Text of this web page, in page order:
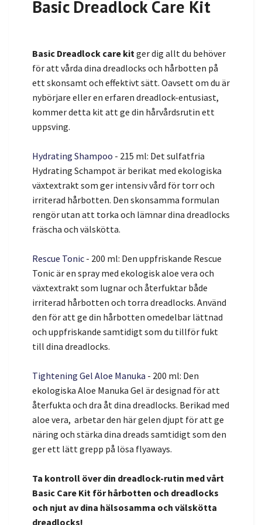
Basic Dreadlock Care Kit
Basic Dreadlock care kitger dig allt du behöver
för att vårda dina dreadlocks och hårbotten på
ett skonsamt och effektivt sätt. Oavsett om du är
nybörjare eller en erfaren dreadlock-entusiast,
kommer detta kit att ge din hårvårdsrutin ett
uppsving.
Hydrating Shampoo - 215 ml: Det sulfatfria
Hydrating Schampot är berikat med ekologiska
växtextrakt som ger intensiv vård för torr och
irriterad hårbotten. Den skonsamma formulan
rengör utan att torka och lämnar dina dreadlocks
fräscha och välskötta.
Rescue Tonic - 200 ml: Den uppfriskande Rescue
Tonic är en spray med ekologisk aloe vera och
växtextrakt som lugnar och återfuktar både
irriterad hårbotten och torra dreadlocks. Använd
den för att ge din hårbotten omedelbar lättnad
och uppfriskande samtidigt som du tillför fukt
till dina dreadlocks.
Tightening Gel Aloe Manuka - 200 ml: Den
ekologiska Aloe Manuka Gel är designad för att
återfukta och dra åt dina dreadlocks. Berikad med
aloe vera, arbetar den här gelen djupt för att ge
näring och stärka dina dreads samtidigt som den
ger ett lätt grepp på lösa flyaways.
Ta kontroll över din dreadlock-rutin med vårt
Basic Care Kit för hårbotten och dreadlocks
och njut av dina hälsosamma och välskötta
dreadlocks!